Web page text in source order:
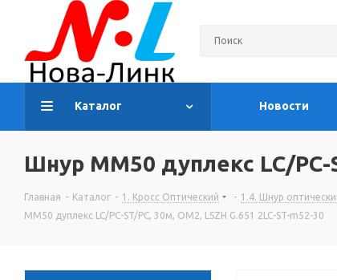
Каталог Новости
Шнур MM50 дуплекс LC/PC-
Главная - Каталог - 1. Кросс Оптический - 1.4. Шнур
MM50 дуплекс LC/PC-ST/PC, 30м, OM2, LSZH G.651 2LC-ST-m52-30